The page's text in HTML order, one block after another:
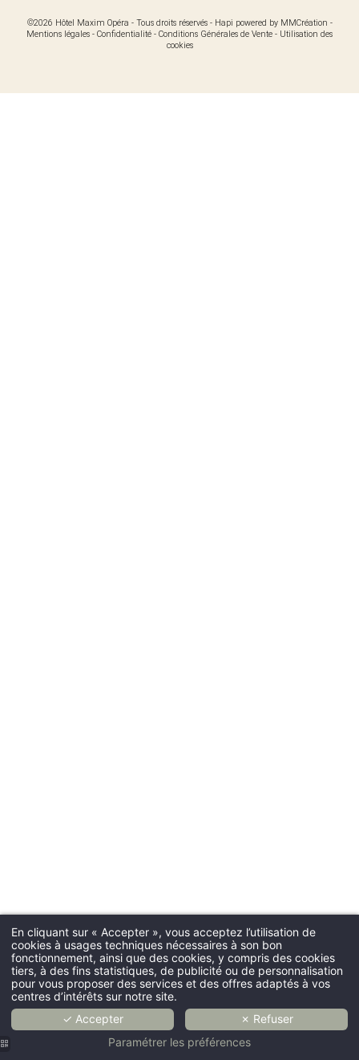
©2026 Hôtel Maxim Opéra - Tous droits réservés - Hapi powered by MMCréation -
Mentions légales - Confidentialité - Conditions Générales de Vente - Utilisation des
cookies
En cliquant sur « Accepter », vous acceptez l’utilisation de
cookies à usages techniques nécessaires à son bon
fonctionnement, ainsi que des cookies, y compris des cookies
tiers, à des fins statistiques, de publicité ou de personnalisation
pour vous proposer des services et des offres adaptés à vos
centres d’intérêts sur notre site.
✓ Accepter
✗ Refuser
Paramétrer les préférences